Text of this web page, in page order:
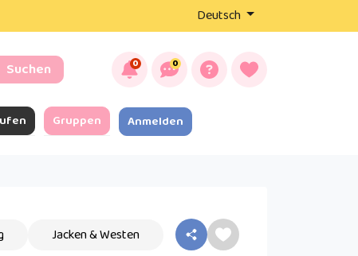
Deutsch
Suchen 0 0
Gruppen Anmelden
Jacken & Westen